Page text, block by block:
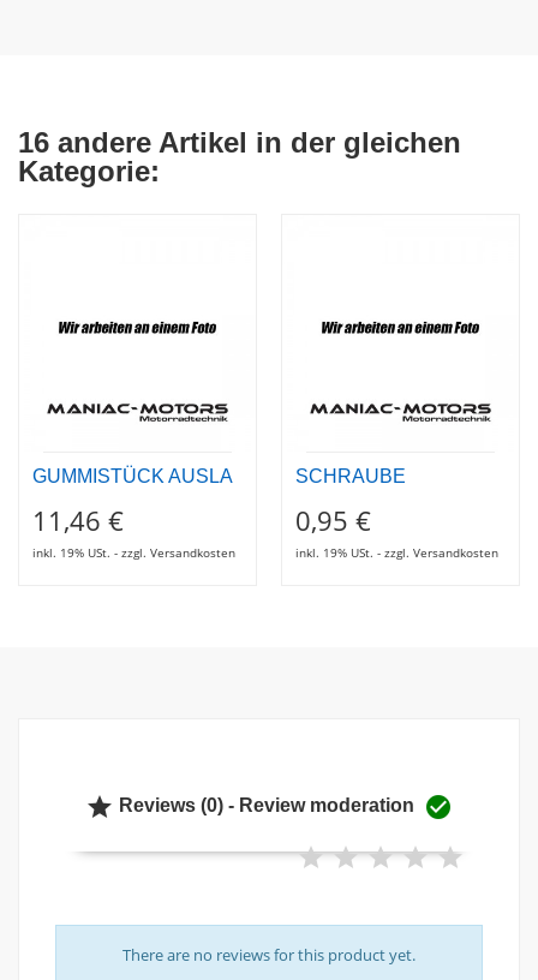
16 andere Artikel in der gleichen
Kategorie:
GUMMISTÜCK AUSLA
11,46 €
inkl. 19% USt. - zzgl. Versandkosten
SCHRAUBE
0,95 €
inkl. 19% USt. - zzgl. Versandkosten
 Reviews (0) - Review moderation 
There are no reviews for this product yet.